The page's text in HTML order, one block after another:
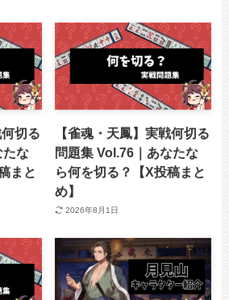
切る
たな
まと
【雀魂・天鳳】実戦何切る
問題集 Vol.76｜あなたな
ら何を切る？【X投稿まと
め】
2026年8月1日